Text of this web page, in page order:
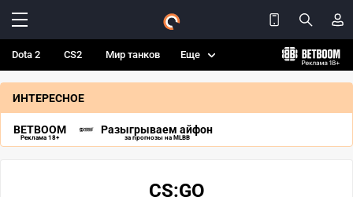
Dota 2 CS2 Мир танков Еще
ИНТЕРЕСНОЕ
BETBOOM
Реклама 18+
Разыгрываем айфон
за прогнозы на MLBB
CS:GO